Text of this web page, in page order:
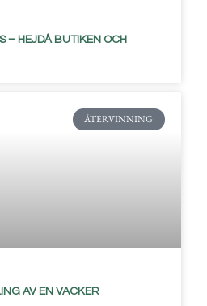
– HEJDÅ BUTIKEN OCH
ÅTERVINNING
AV EN VACKER